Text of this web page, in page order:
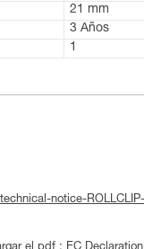
21 mm
3 Años
1
notice-